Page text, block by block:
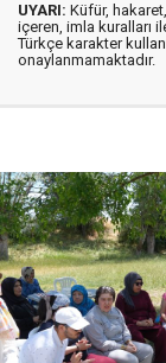
UYARI: Küfür,
içeren, imla kuralları
Türkçe karakter
onaylanmamaktadır.